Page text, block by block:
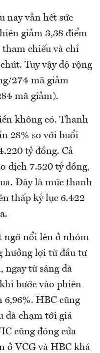
nay vẫn hết sức
giảm 3,38 điểm
chiếu và chỉ
Tuy vậy độ rộng
274 mã giảm
mã giảm).
không có. Thanh
28% so với buổi
tỷ đồng. Cả
dịch 7.520 tỷ đồng,
Đây là mức thanh
thấp kỷ lục 6.422
ngờ nổi lên ở nhóm
hưởng lợi từ đầu tư
ngay từ sáng đã
bước vào phiên
HBC cũng
đã chạm tới giá
cũng đóng cửa
ở VCG và HBC khá